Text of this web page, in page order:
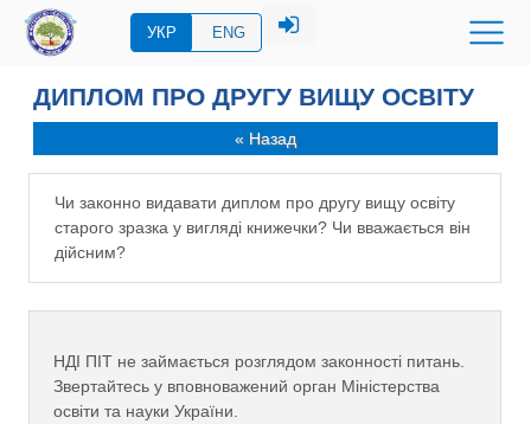
УКР ENG
ДИПЛОМ ПРО ДРУГУ ВИЩУ ОСВІТУ
« Назад
Чи законно видавати диплом про другу вищу освіту
старого зразка у вигляді книжечки? Чи вважається він
дійсним?
НДІ ПІТ не займається розглядом законності питань.
Звертайтесь у вповноважений орган Міністерства
освіти та науки України.